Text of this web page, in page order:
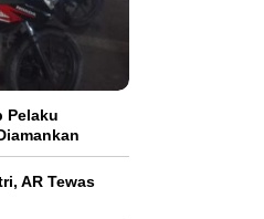
Pelaku
AR Tewas